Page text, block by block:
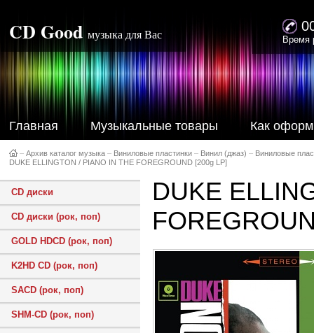
CD Good музыка для Вас Время
Главная Музыкальные товары Как
– Архив каталог музыка – Виниловые пластинки – Винил (джаз) – Виниловые
DUKE ELLINGTON / PIANO IN THE FOREGROUND [200g LP]
CD диски
CD диски (рок, поп)
GOLD HDCD (рок, поп)
K2HD CD (рок, поп)
SACD (рок, поп)
SHM-CD (рок, поп)
DUKE